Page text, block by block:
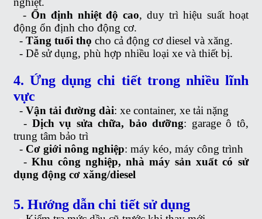
- Ổn định nhiệt độ cao, duy trì hiệu suất hoạt
động ổn định cho động cơ.
-Tăng tuổi thọ cho cả động cơdiesel và xăng.
-Dễ sử dụng, phù hợp nhiều loại xe và thiết bị.
4. Ứng dụng chi tiết trong nhiều lĩnh
vực
-Vận tải đường dài: xe container, xe tải nặng
- Dịch vụ sửa chữa, bảo dưỡng: garage ô tô,
trung tâm bảo trì
- Cơ giới nông nghiệp: máy kéo, máy công trình
- Khu công nghiệp, nhà máy sản xuất có sử
dụng động cơ xăng/diesel
5. Hướng dẫn chi tiết sử dụng